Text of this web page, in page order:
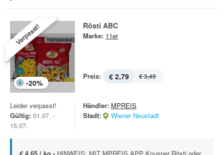
Verpasst!
-20%
Rösti ABC
Marke: 11er
Preis: € 2,79 € 3,49
Leider verpasst!
Gültig: 01.07. -
15.07.
Händler: MPREIS
Stadt:
Wiener Neustadt